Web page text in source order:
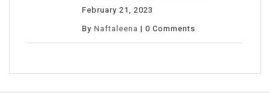
February 21, 2023
By Naftaleena | 0 Comments